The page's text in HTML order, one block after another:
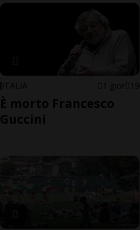
ITALIA 1 gior 19
È morto Francesco
Guccini